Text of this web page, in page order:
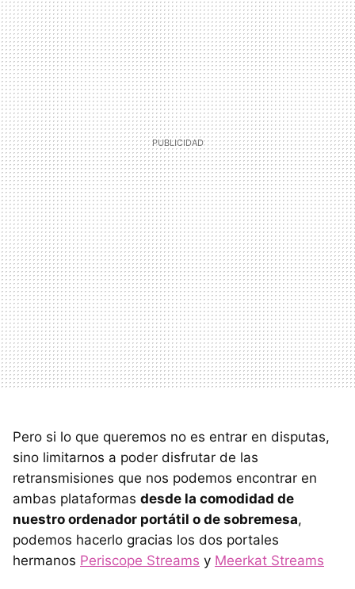
Pero si lo que queremos no es entrar en disputas,
sino limitarnos a poder disfrutar de las
retransmisiones que nos podemos encontrar en
ambas plataformas desde la comodidad de
nuestro ordenador portátil o de sobremesa,
podemos hacerlo gracias los dos portales
hermanos Periscope Streams y Meerkat Streams